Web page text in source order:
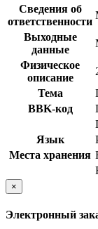
Сведения об
ответственности
Выходные
данные
Физическое
описание
Тема
BBK-код
Язык
Места хранения
×
Электронный